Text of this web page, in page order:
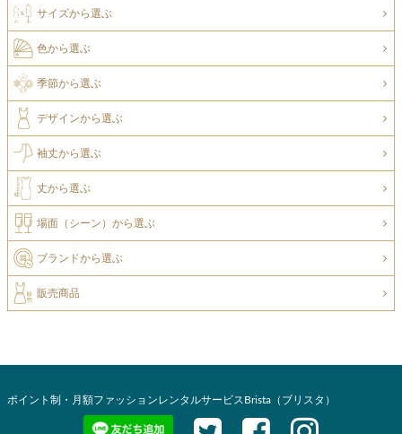
サイズから選ぶ
色から選ぶ
季節から選ぶ
デザインから選ぶ
袖丈から選ぶ
丈から選ぶ
場面（シーン）から選ぶ
ブランドから選ぶ
販売商品
ポイント制・月額ファッションレンタルサービスBrista（ブリスタ）